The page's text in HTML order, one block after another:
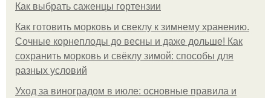
Как выбрать саженцы гортензии
Как готовить морковь и свеклу к зимнему хранению.
Сочные корнеплоды до весны и даже дольше! Как
сохранить морковь и свёклу зимой: способы для
разных условий
Уход за виноградом в июле: основные правила и